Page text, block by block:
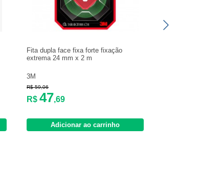
Fita dupla face fixa forte fixação
extrema 24 mm x 2 m
3M
R$ 59,06
R$ 47,69
Adicionar ao carrinho